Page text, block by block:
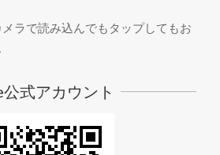
ラで読み込んでもタップしてもお
式アカウント